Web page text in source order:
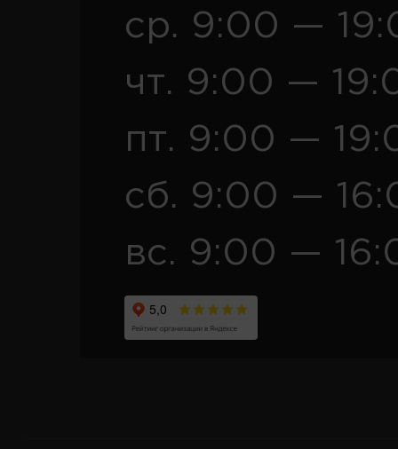
ср. 9:00 —
чт. 9:00 —
пт. 9:00 —
сб. 9:00 —
вс. 9:00 —